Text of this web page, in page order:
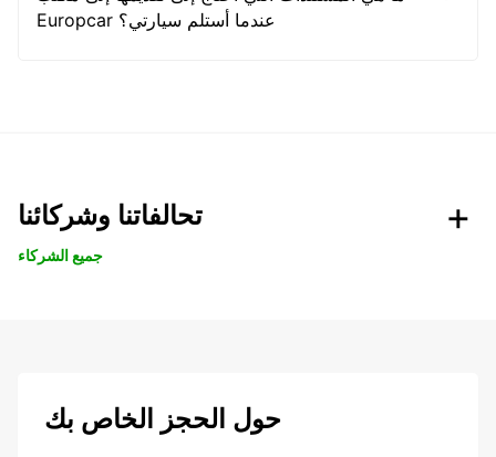
Europcar عندما أستلم سيارتي؟
تحالفاتنا وشركائنا
جميع الشركاء
حول الحجز الخاص بك